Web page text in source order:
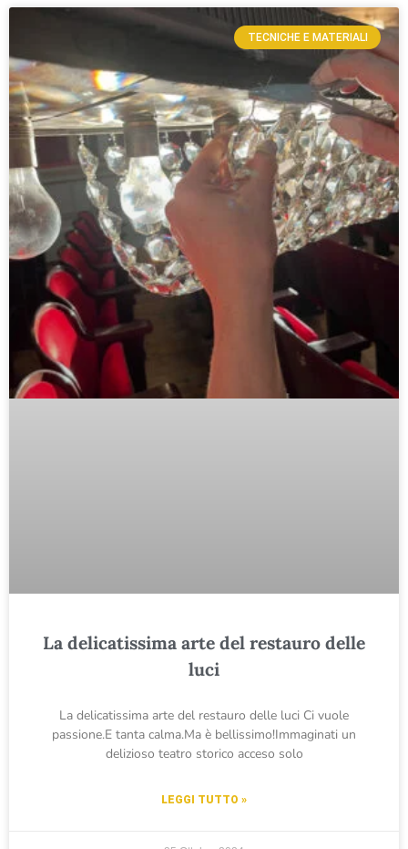
TECNICHE E MATERIALI
La delicatissima arte del restauro delle
luci
La delicatissima arte del restauro delle luci Ci vuole
passione.E tanta calma.Ma è bellissimo!Immaginati un
delizioso teatro storico acceso solo
LEGGI TUTTO »